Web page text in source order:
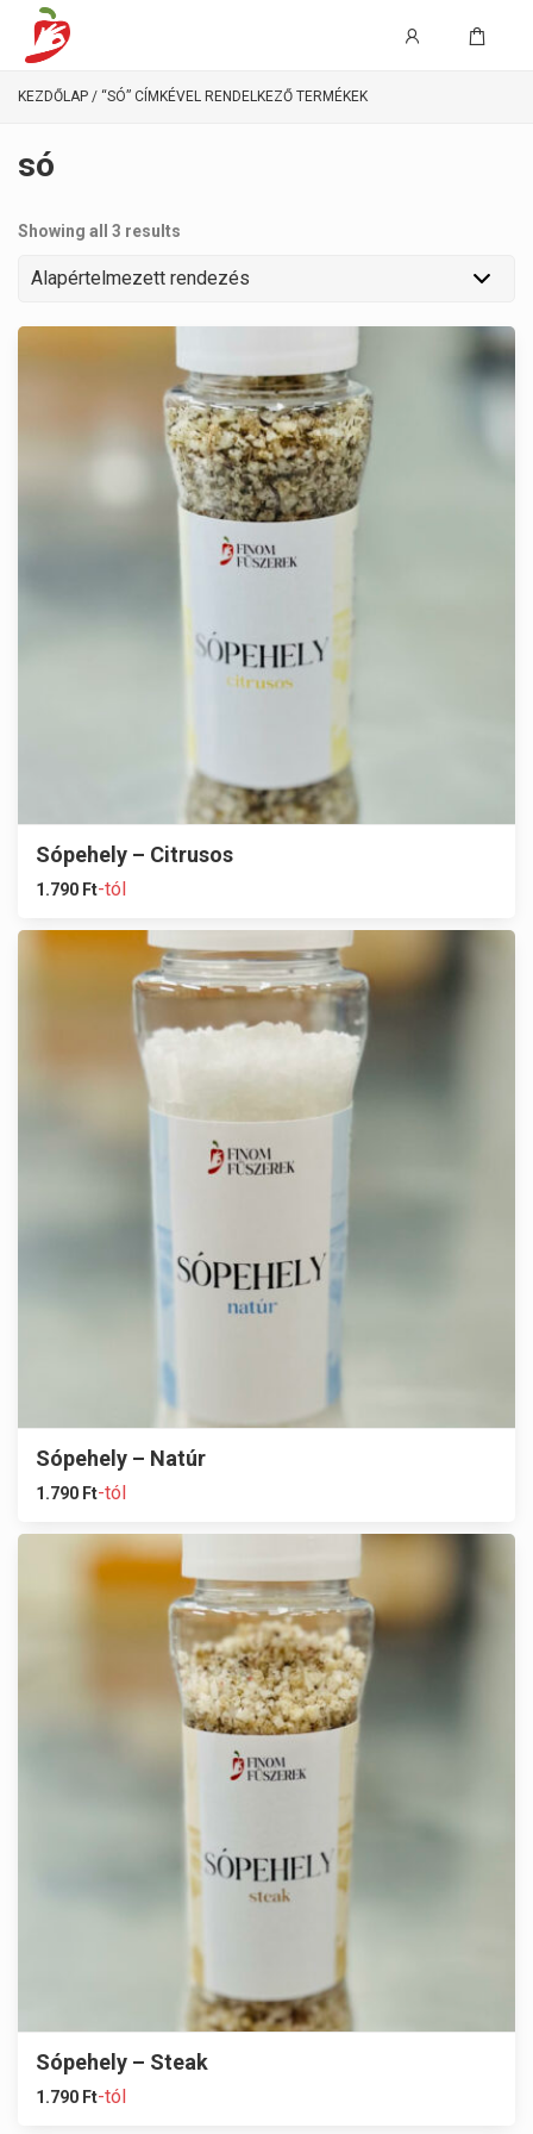
KEZDŐLAP / “SÓ” CÍMKÉVEL RENDELKEZŐ TERMÉKEK
só
Showing all 3 results
Sópehely – Citrusos
1.790 Ft-tól
Sópehely – Natúr
1.790 Ft-tól
Sópehely – Steak
1.790 Ft-tól